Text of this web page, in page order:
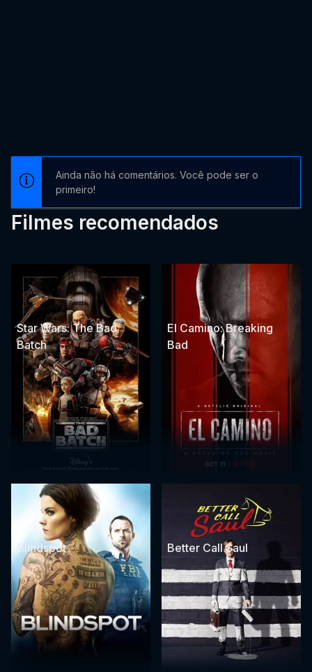
Ainda não há comentários. Você pode ser o
primeiro!
Filmes recomendados
Star Wars: The Bad
Batch
El Camino: Breaking
Bad
Blindspot Better Call Saul